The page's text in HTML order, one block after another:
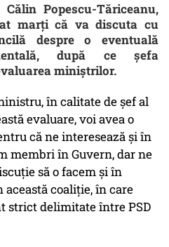
Popescu-Tăriceanu,
marţi că va discuta cu
despre o eventuală
după ce şefa
miniştrilor.
în calitate de şef al
evaluare, voi avea o
că ne interesează şi în
membri în Guvern, dar ne
să o facem şi în
coaliţie, în care
strict delimitate între PSD